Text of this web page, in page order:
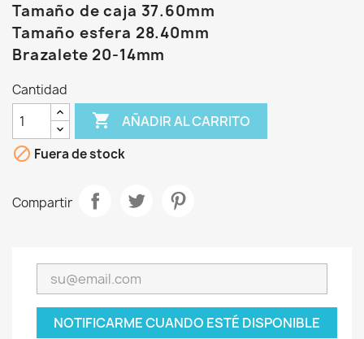
Tamaño de caja 37.60mm
Tamaño esfera 28.40mm
Brazalete 20-14mm
Cantidad
 AÑADIR AL CARRITO
 Fuera de stock
Compartir
NOTIFICARME CUANDO ESTÉ DISPONIBLE